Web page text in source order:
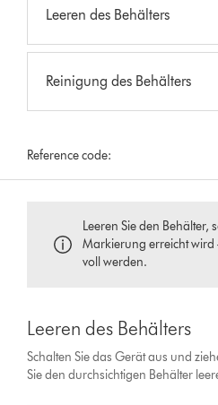
Leeren des Behälters
Reinigung des Behälters
Reference code:
Leeren Sie den Behälter,
Markierung erreicht wird
voll werden.
Leeren des Behälters
Schalten Sie das Gerät aus und
Sie den durchsichtigen Behälter